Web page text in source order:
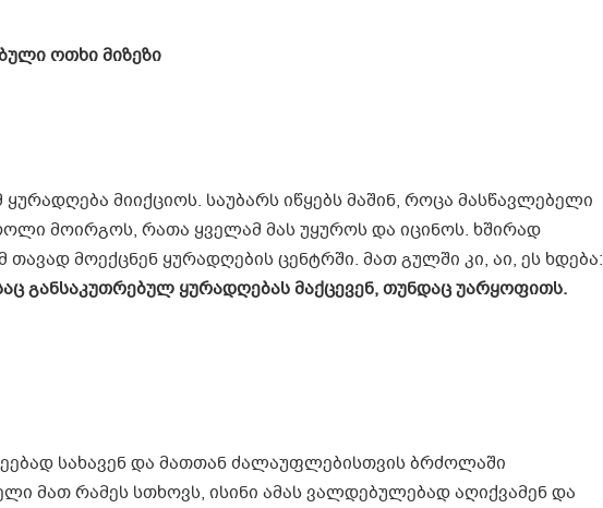
ოთხი მიზეზი
მიიქციოს. საუბარს იწყებს მაშინ, როცა მასწავლებელი
მოირგოს, რათა ყველამ მას უყუროს და იცინოს. ხშირად
მოექცნენ ყურადღების ცენტრში. მათ გულში კი, აი, ეს ხდება:
განსაკუთრებულ ყურადღებას მაქცევენ, თუნდაც უარყოფითს.
სახავენ და მათთან ძალაუფლებისთვის ბრძოლაში
მათ რამეს სთხოვს, ისინი ამას ვალდებულებად აღიქვამენ და